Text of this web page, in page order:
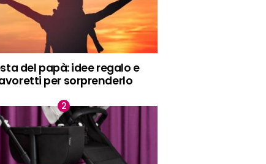
del papà: idee regalo e
per sorprenderlo